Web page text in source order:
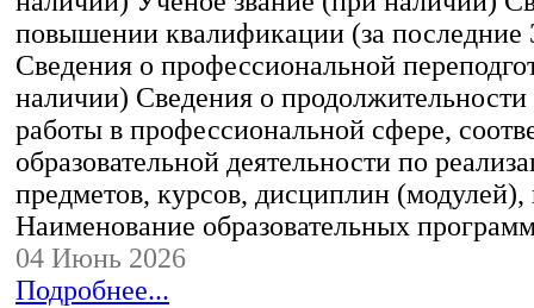
повышении квалификации (за последние
Сведения о профессиональной
наличии) Сведения о
работы в профессиональной сфере,
образовательной деятельности по
предметов, курсов, дисциплин (модулей),
Наименование образовательных
04 Июнь 2026
Подробнее...